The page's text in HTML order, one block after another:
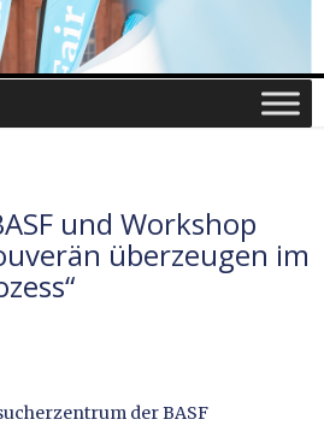
und Workshop
überzeugen im
der BASF